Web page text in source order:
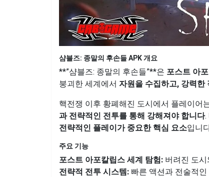
샴블즈: 종말의 후손들 APK 개요
**”샴블즈: 종말의 후손들”**은 포스트 아
붕괴한 세계에서 자원을 수집하고, 강력한
핵전쟁 이후 황폐해진 도시에서 플레이어
과 전략적인 전투를 통해 강해져야 합니다.
전략적인 플레이가 중요한 핵심 요소입니
주요 기능
포스트 아포칼립스 세계 탐험: 버려진 도
전략적 전투 시스템: 빠른 액션과 전술적